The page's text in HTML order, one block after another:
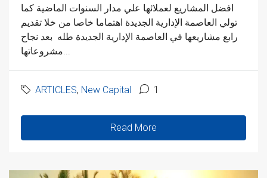
افضل المشاريع لعملائها علي مدار السنوات الماضية كما
تولي العاصمة الإدارية الجديدة اهتماما خاصا من خلا تقديم
رابع مشاريعها في العاصمة الإدارية الجديدة طله بعد نجاح
مشروعاتها...
ARTICLES, New Capital 1
Read More